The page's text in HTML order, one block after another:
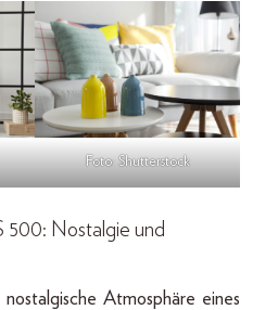
Foto: Shutterstock
Nostalgie und
Atmosphäre eines